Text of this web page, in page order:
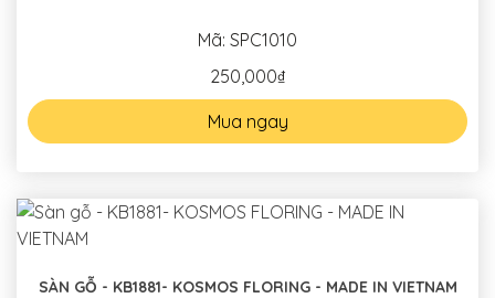
Mã: SPC1010
250,000₫
Mua ngay
SÀN GỖ - KB1881- KOSMOS FLORING - MADE IN VIETNAM